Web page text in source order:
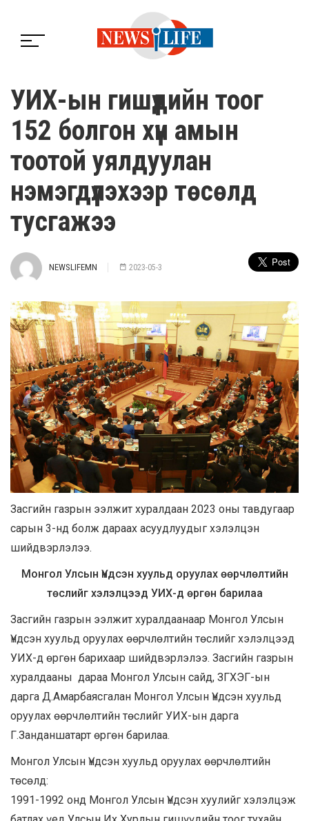
УИХ-ын гишүүдийн тоог
152 болгон хүн амын
тоотой уялдуулан
нэмэгдүүлэхээр төсөлд
тусгажээ
NEWSLIFEMN 2023-05-3
Засгийн газрын ээлжит хуралдаан 2023 оны тавдугаар
сарын 3-нд болж дараах асуудлуудыг хэлэлцэн
шийдвэрлэлээ.
Монгол Улсын Үндсэн хуульд оруулах өөрчлөлтийн
төслийг хэлэлцээд УИХ-д өргөн барилаа
Засгийн газрын ээлжит хуралдаанаар Монгол Улсын
Үндсэн хуульд оруулах өөрчлөлтийн төслийг хэлэлцээд
УИХ-д өргөн барихаар шийдвэрлэлээ. Засгийн газрын
хуралдааны дараа Монгол Улсын сайд, ЗГХЭГ-ын
дарга Д.Амарбаясгалан Монгол Улсын Үндсэн хуульд
оруулах өөрчлөлтийн төслийг УИХ-ын дарга
Г.Занданшатарт өргөн барилаа.
Монгол Улсын Үндсэн хуульд оруулах өөрчлөлтийн
төсөлд:
1991-1992 онд Монгол Улсын Үндсэн хуулийг хэлэлцэж